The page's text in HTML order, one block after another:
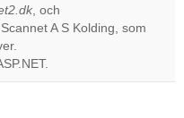
Do you
website?
, och
A S Kolding, som